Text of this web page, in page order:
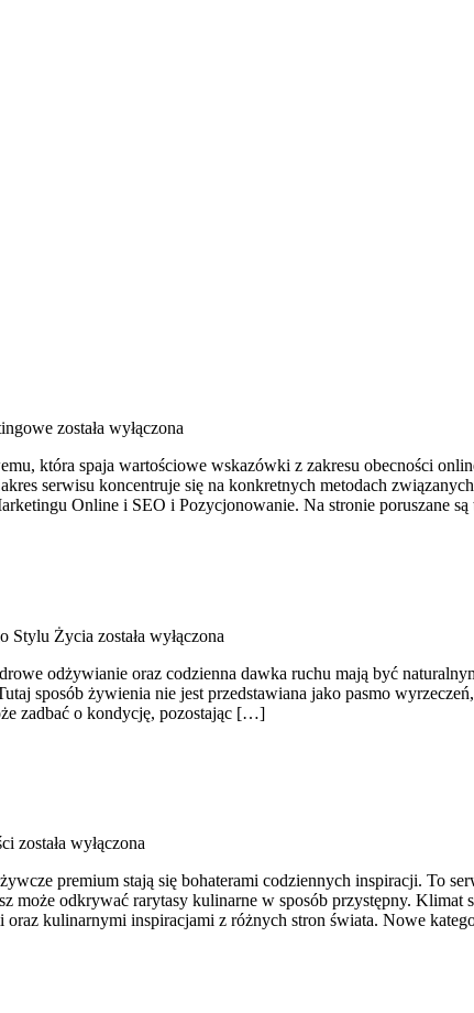
została wyłączona
która spaja wartościowe wskazówki z zakresu obecności
serwisu koncentruje się na konkretnych metodach
Online i SEO i Pozycjonowanie. Na stronie poruszane
Stylu Życia została wyłączona
odżywianie oraz codzienna dawka ruchu mają być
sposób żywienia nie jest przedstawiana jako pasmo
zadbać o kondycję, pozostając […]
została wyłączona
premium stają się bohaterami codziennych inspiracji. To
może odkrywać rarytasy kulinarne w sposób przystępny. Klimat
oraz kulinarnymi inspiracjami z różnych stron świata. Nowe